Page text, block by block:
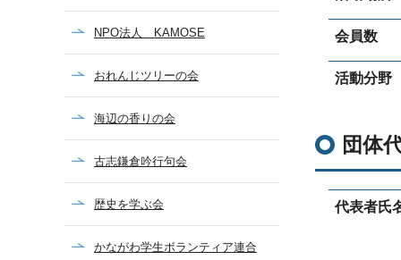
会員数
活動分野
団体
代表者氏
NPO法人 KAMOSE
おれんじツリーの会
海辺の香りの会
古志鎌倉吟行句会
歴史を学ぶ会
かながわ学生ボランティア連合